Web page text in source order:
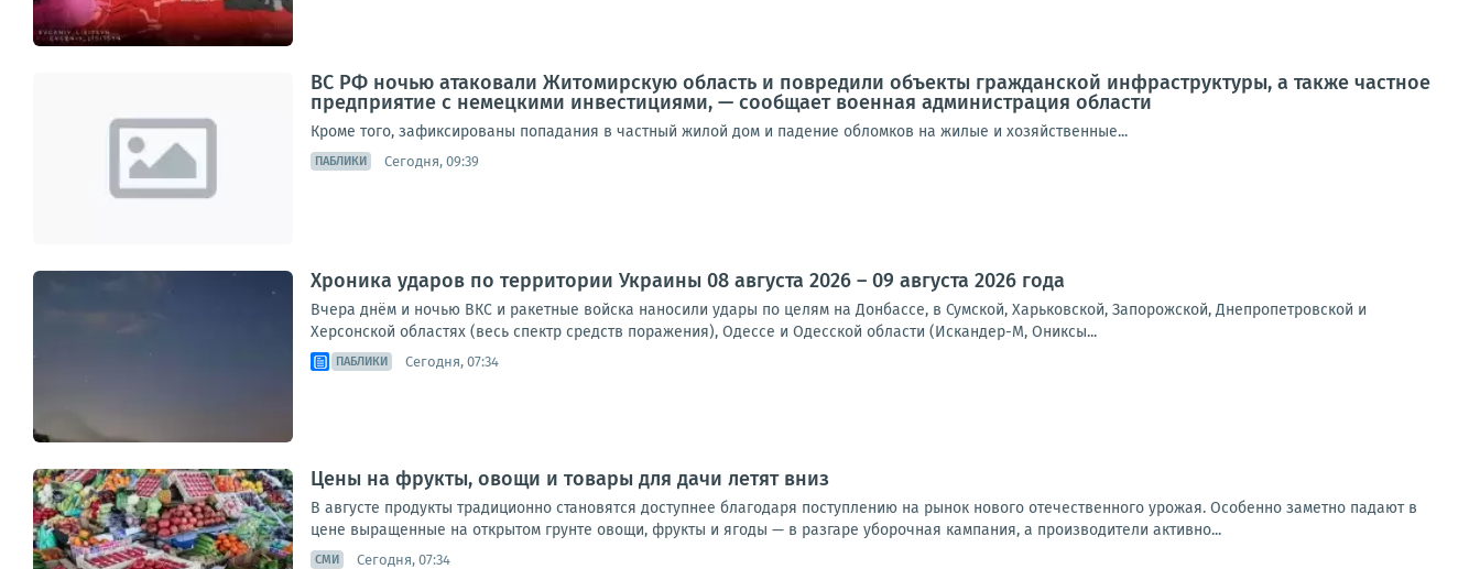
ВС РФ ночью атаковали Житомирскую область и повредили объекты гражданской инфраструктуры, а также частное
предприятие с немецкими инвестициями, — сообщает военная администрация области
Кроме того, зафиксированы попадания в частный жилой дом и падение обломков на жилые и хозяйственные...
ПАБЛИКИ Сегодня, 09:39
Хроника ударов по территории Украины 08 августа 2026 – 09 августа 2026 года
Вчера днём и ночью ВКС и ракетные войска наносили удары по целям на Донбассе, в Сумской, Харьковской, Запорожской, Днепропетровской и
Херсонской областях (весь спектр средств поражения), Одессе и Одесской области (Искандер-М, Ониксы...
ПАБЛИКИ Сегодня, 07:34
Цены на фрукты, овощи и товары для дачи летят вниз
В августе продукты традиционно становятся доступнее благодаря поступлению на рынок нового отечественного урожая. Особенно заметно падают в
цене выращенные на открытом грунте овощи, фрукты и ягоды — в разгаре уборочная кампания, а производители активно...
СМИ Сегодня, 07:34